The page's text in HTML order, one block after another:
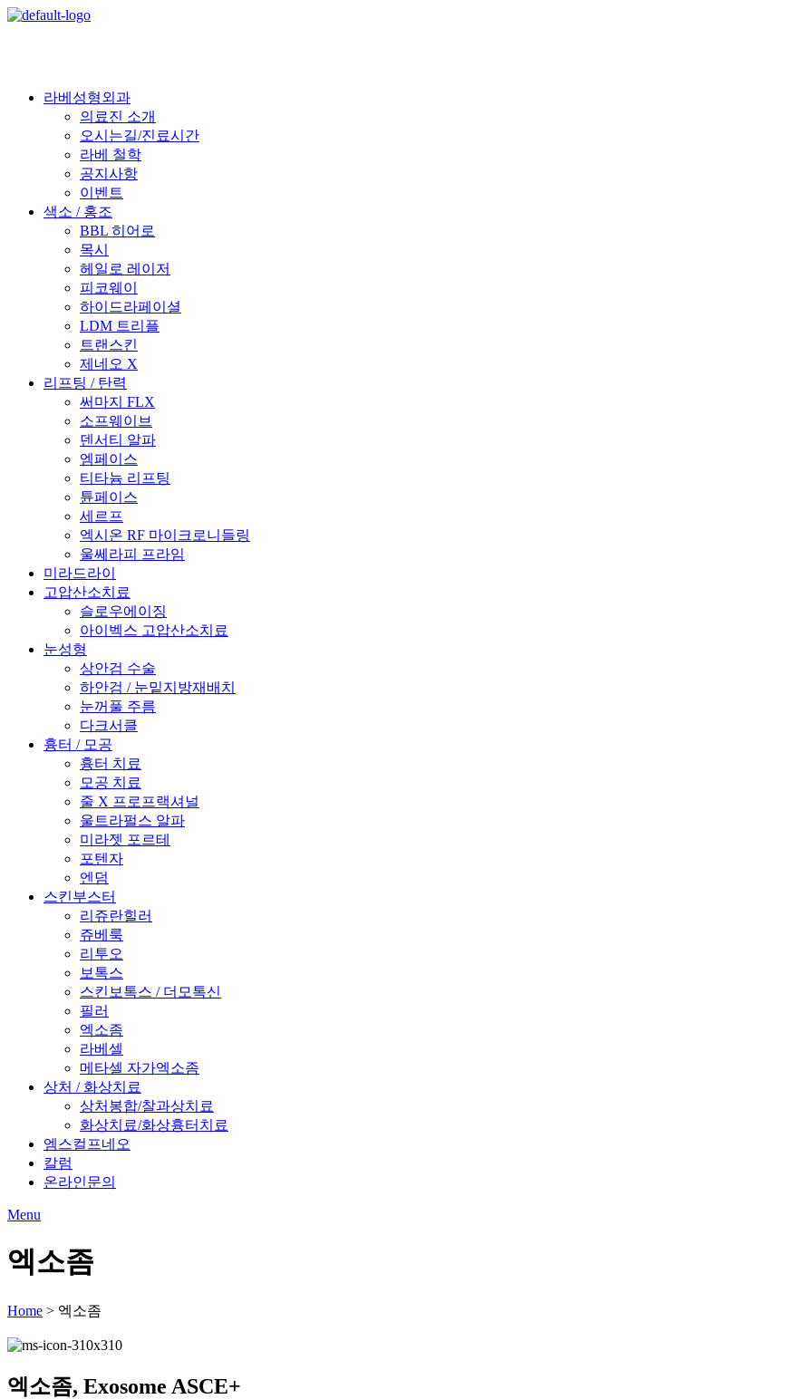
라베성형외과
의료진 소개
오시는길/진료시간
라베 철학
공지사항
이벤트
색소 / 홍조
BBL 히어로
목시
헤일로 레이저
피코웨이
하이드라페이셜
LDM 트리플
트랜스킨
제네오 X
리프팅 / 탄력
써마지 FLX
소프웨이브
덴서티 알파
엠페이스
티타늄 리프팅
튠페이스
세르프
엑시온 RF 마이크로니들링
울쎄라피 프라임
미라드라이
고압산소치료
슬로우에이징
아이벡스 고압산소치료
눈성형
상안검 수술
하안검 / 눈밑지방재배치
눈꺼풀 주름
다크서클
흉터 / 모공
흉터 치료
모공 치료
줄 X 프로프랙셔널
울트라펄스 알파
미라젯 포르테
포텐자
엔덤
스킨부스터
리쥬란힐러
쥬베룩
리투오
보톡스
스킨보톡스 / 더모톡신
필러
엑소좀
라베셀
메타셀 자가엑소좀
상처 / 화상치료
상처봉합/찰과상치료
화상치료/화상흉터치료
엠스컬프네오
칼럼
온라인문의
Menu
엑소좀
Home > 엑소좀
엑소좀, Exosome ASCE+